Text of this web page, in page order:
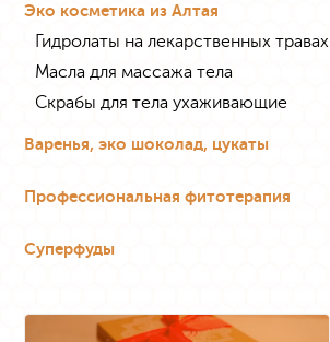
Эко косметика из Алтая
Гидролаты на лекарственных травах
Масла для массажа тела
Скрабы для тела ухаживающие
Варенья, эко шоколад, цукаты
Профессиональная фитотерапия
Суперфуды